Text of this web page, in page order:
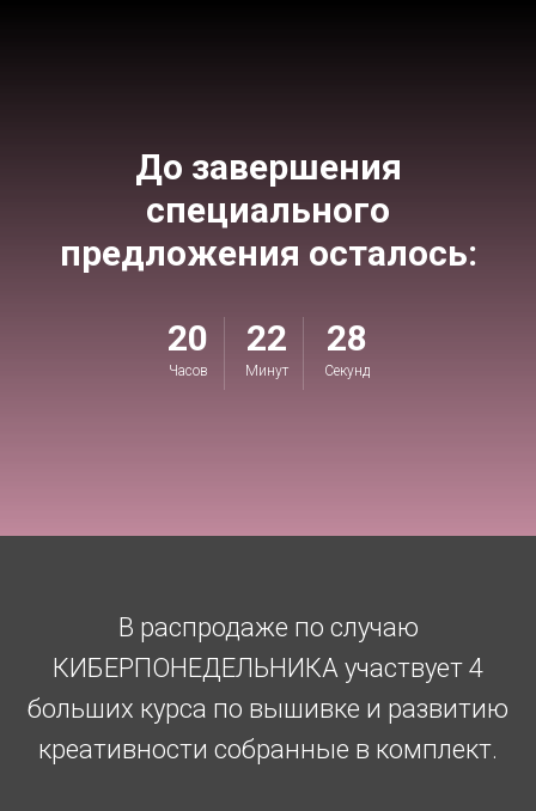
До завершения
специального
предложения осталось:
20
Часов
22
Минут
27
Секунд
В распродаже по случаю
КИБЕРПОНЕДЕЛЬНИКА участвует 4
больших курса по вышивке и развитию
креативности собранные в комплект.